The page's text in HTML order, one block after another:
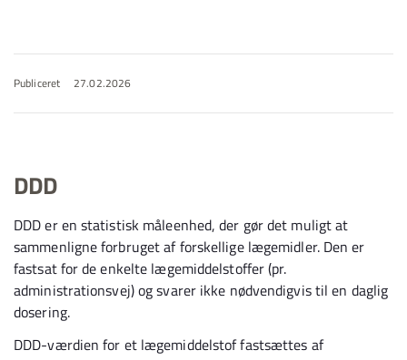
Publiceret 27.02.2026
DDD
DDD er en statistisk måleenhed, der gør det muligt at
sammenligne forbruget af forskellige lægemidler. Den er
fastsat for de enkelte lægemiddelstoffer (pr.
administrationsvej) og svarer ikke nødvendigvis til en daglig
dosering.
DDD-værdien for et lægemiddelstof fastsættes af